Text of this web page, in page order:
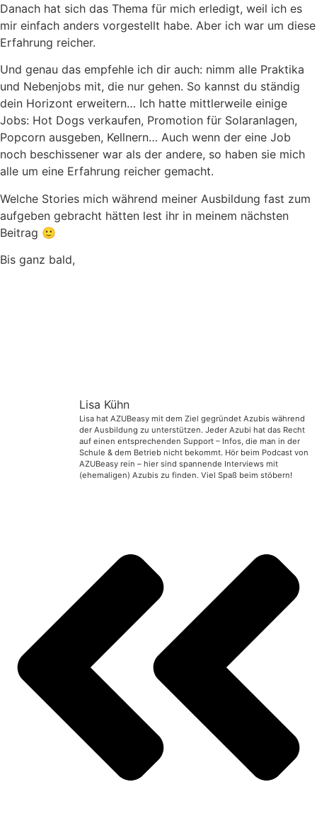
Danach hat sich das Thema für mich erledigt, weil ich es
mir einfach anders vorgestellt habe. Aber ich war um diese
Erfahrung reicher.
Und genau das empfehle ich dir auch: nimm alle Praktika
und Nebenjobs mit, die nur gehen. So kannst du ständig
dein Horizont erweitern… Ich hatte mittlerweile einige
Jobs: Hot Dogs verkaufen, Promotion für Solaranlagen,
Popcorn ausgeben, Kellnern… Auch wenn der eine Job
noch beschissener war als der andere, so haben sie mich
alle um eine Erfahrung reicher gemacht.
Welche Stories mich während meiner Ausbildung fast zum
aufgeben gebracht hätten lest ihr in meinem nächsten
Beitrag 🙂
Bis ganz bald,
Lisa Kühn
Lisa hat AZUBeasy mit dem Ziel gegründet Azubis während
der Ausbildung zu unterstützen. Jeder Azubi hat das Recht
auf einen entsprechenden Support – Infos, die man in der
Schule & dem Betrieb nicht bekommt. Hör beim Podcast von
AZUBeasy rein – hier sind spannende Interviews mit
(ehemaligen) Azubis zu finden. Viel Spaß beim stöbern!